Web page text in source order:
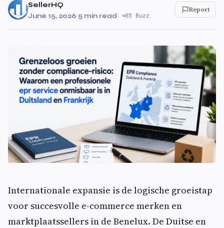
SellerHQ
June 15, 2026·5 min read· 85 Buzz
Report
Internationale expansie is de logische groeistap
voor succesvolle e-commerce merken en
marktplaatssellers in de Benelux. De Duitse en